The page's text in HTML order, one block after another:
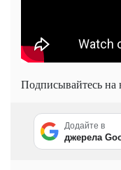
Подписывайтесь на
Додайте в
джерела